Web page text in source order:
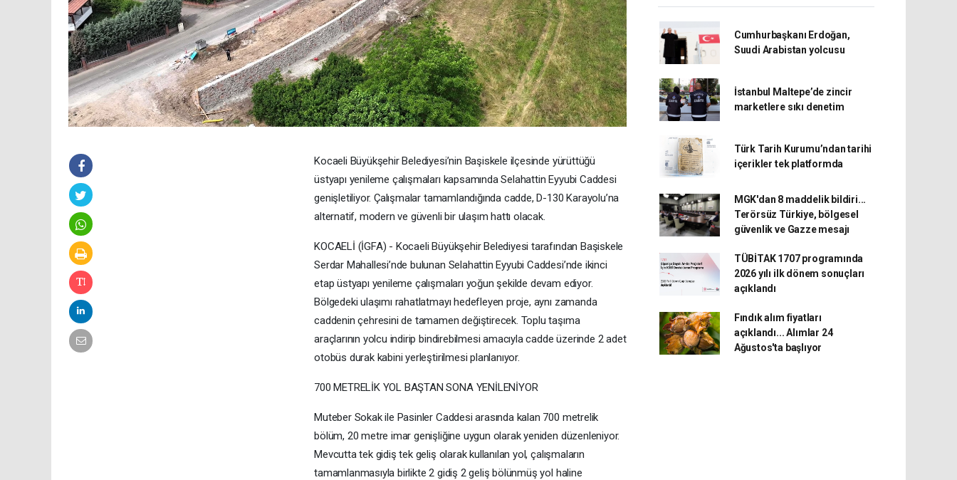
Kocaeli Büyükşehir Belediyesi’nin Başiskele ilçesinde yürüttüğü
üstyapı yenileme çalışmaları kapsamında Selahattin Eyyubi Caddesi
genişletiliyor. Çalışmalar tamamlandığında cadde, D-130 Karayolu’na
alternatif, modern ve güvenli bir ulaşım hattı olacak.
KOCAELİ (İGFA) - Kocaeli Büyükşehir Belediyesi tarafından Başiskele
Serdar Mahallesi’nde bulunan Selahattin Eyyubi Caddesi’nde ikinci
etap üstyapı yenileme çalışmaları yoğun şekilde devam ediyor.
Bölgedeki ulaşımı rahatlatmayı hedefleyen proje, aynı zamanda
caddenin çehresini de tamamen değiştirecek. Toplu taşıma
araçlarının yolcu indirip bindirebilmesi amacıyla cadde üzerinde 2 adet
otobüs durak kabini yerleştirilmesi planlanıyor.
700 METRELİK YOL BAŞTAN SONA YENİLENİYOR
Muteber Sokak ile Pasinler Caddesi arasında kalan 700 metrelik
bölüm, 20 metre imar genişliğine uygun olarak yeniden düzenleniyor.
Mevcutta tek gidiş tek geliş olarak kullanılan yol, çalışmaların
tamamlanmasıyla birlikte 2 gidiş 2 geliş bölünmüş yol haline
Cumhurbaşkanı Erdoğan,
Suudi Arabistan yolcusu
İstanbul Maltepe’de zincir
marketlere sıkı denetim
Türk Tarih Kurumu’ndan tarihi
içerikler tek platformda
MGK'dan 8 maddelik bildiri...
Terörsüz Türkiye, bölgesel
güvenlik ve Gazze mesajı
TÜBİTAK 1707 programında
2026 yılı ilk dönem sonuçları
açıklandı
Fındık alım fiyatları
açıklandı... Alımlar 24
Ağustos'ta başlıyor